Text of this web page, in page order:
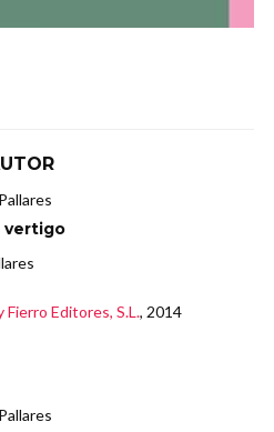
vertigo
Fierro Editores, S.L., 2014